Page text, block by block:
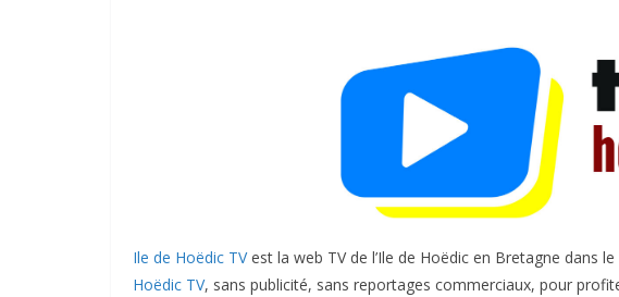
Ile de Hoëdic TVest la web TV de l’Ile de Hoëdic en Bretagne dans
Hoëdic TV, sans publicité, sans reportages commerciaux, pour